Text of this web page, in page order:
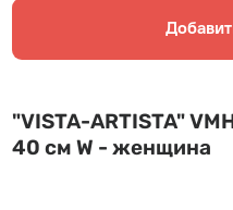
"VISTA-ARTISTA"
40 см W - женщина